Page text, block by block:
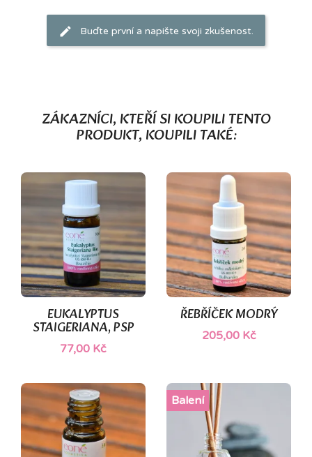
Buďte první a napište svoji zkušenost.
ZÁKAZNÍCI, KTEŘÍ SI KOUPILI TENTO
PRODUKT, KOUPILI TAKÉ:
EUKALYPTUS
STAIGERIANA, PSP
77,00 Kč
ŘEBŘÍČEK MODRÝ
205,00 Kč
Balení